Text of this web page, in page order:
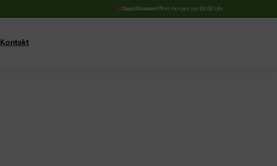
Geschlossenöffnet morgen um 08:00 Uhr
Kontakt